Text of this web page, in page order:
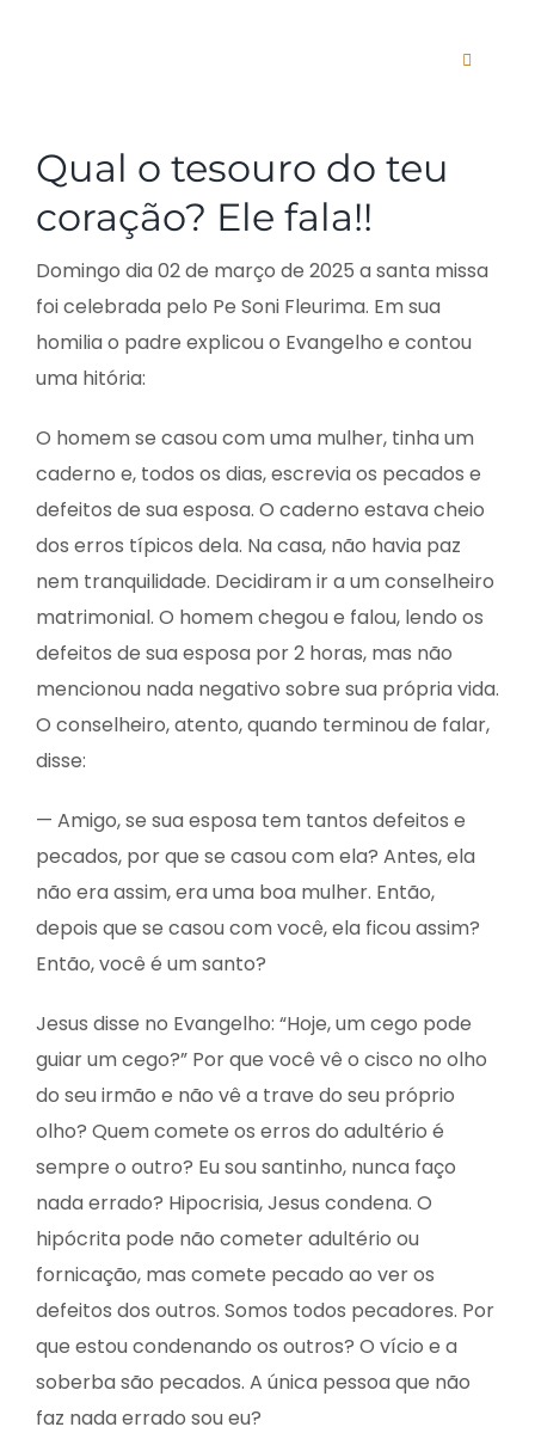
Alternar
O SANTUÁRIO
ANO DA
CURSOS
NOTÍCIAS
CONTATO
Larger
Image
Qual o tesouro do teu
coração? Ele fala!!
Domingo dia 02 de março de 2025 a santa missa
foi celebrada pelo Pe Soni Fleurima. Em sua
homilia o padre explicou o Evangelho e contou
uma hitória:
O homem se casou com uma mulher, tinha um
caderno e, todos os dias, escrevia os pecados e
defeitos de sua esposa. O caderno estava cheio
dos erros típicos dela. Na casa, não havia paz
nem tranquilidade. Decidiram ir a um conselheiro
matrimonial. O homem chegou e falou, lendo os
defeitos de sua esposa por 2 horas, mas não
mencionou nada negativo sobre sua própria vida.
O conselheiro, atento, quando terminou de falar,
disse:
— Amigo, se sua esposa tem tantos defeitos e
pecados, por que se casou com ela? Antes, ela
não era assim, era uma boa mulher. Então,
depois que se casou com você, ela ficou assim?
Então, você é um santo?
Jesus disse no Evangelho: “Hoje, um cego pode
guiar um cego?” Por que você vê o cisco no olho
do seu irmão e não vê a trave do seu próprio
olho? Quem comete os erros do adultério é
sempre o outro? Eu sou santinho, nunca faço
nada errado? Hipocrisia, Jesus condena. O
hipócrita pode não cometer adultério ou
fornicação, mas comete pecado ao ver os
defeitos dos outros. Somos todos pecadores. Por
que estou condenando os outros? O vício e a
soberba são pecados. A única pessoa que não
faz nada errado sou eu?